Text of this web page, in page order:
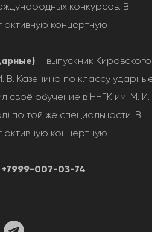
конкурсов. В
концертную
– выпускник Кировского
В. Казенина по классу
своё обучение в ННГК им. М. И.
по той же специальности. В
концертную
+7999-007-03-74